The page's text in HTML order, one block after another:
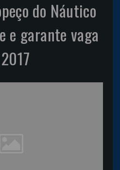
do Náutico
e garante vaga